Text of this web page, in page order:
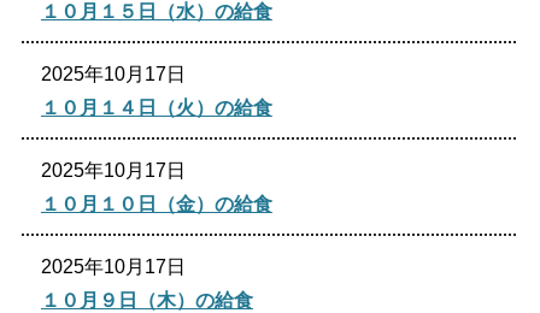
１０月１５日（水）の給食
2025年10月17日
１０月１４日（火）の給食
2025年10月17日
１０月１０日（金）の給食
2025年10月17日
１０月９日（木）の給食